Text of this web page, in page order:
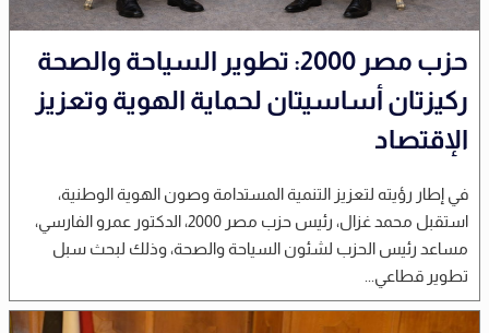
حزب مصر 2000: تطوير السياحة والصحة
ركيزتان أساسيتان لحماية الهوية وتعزيز
الإقتصاد
في إطار رؤيته لتعزيز التنمية المستدامة وصون الهوية الوطنية،
استقبل محمد غزال، رئيس حزب مصر 2000، الدكتور عمرو الفارسي،
مساعد رئيس الحزب لشئون السياحة والصحة، وذلك لبحث سبل
تطوير قطاعي...